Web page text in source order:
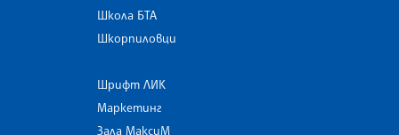
Школа БТА
Шкорпиловци
Шрифт ЛИК
Маркетинг
Зала МаксиМ